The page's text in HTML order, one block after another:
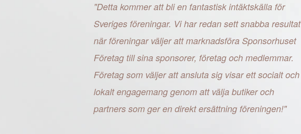
"Detta kommer att bli en fantastisk intäktskälla för
Sveriges föreningar. Vi har redan sett snabba resultat
när föreningar väljer att marknadsföra Sponsorhuset
Företag till sina sponsorer, företag och medlemmar.
Företag som väljer att ansluta sig visar ett socialt och
lokalt engagemang genom att välja butiker och
partners som ger en direkt ersättning föreningen!"